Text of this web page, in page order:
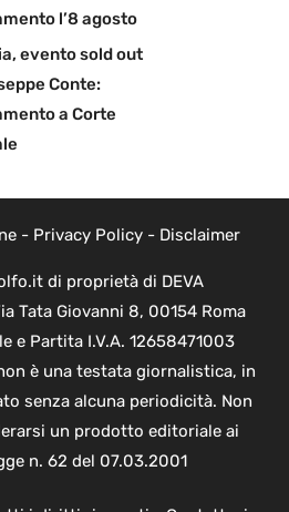
l’8 agosto
evento sold out
Conte:
a Corte
- Privacy Policy- Disclaimer
di proprietà di DEVA
Tata Giovanni 8, 00154 Roma
e Partita I.V.A. 12658471003
è una testata giornalistica, in
senza alcuna periodicità. Non
un prodotto editoriale ai
n. 62 del 07.03.2001